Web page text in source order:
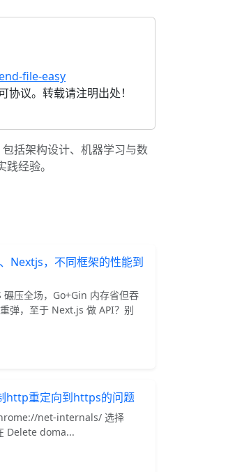
file-easy
协议。转载请注明出处！
括架构设计、机器学习与数
经验。
Nextjs，不同框架的性能到
压全场，Go+Gin 内存省但吞
弹，至于 Next.js 做 API？别
http重定向到https的问题
net-internals/ 选择
Delete doma...